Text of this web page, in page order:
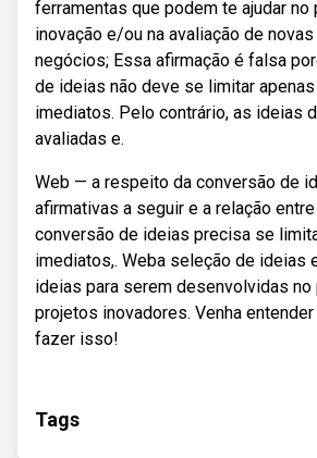
ferramentas que podem te ajudar
inovação e/ou na avaliação de
negócios; Essa afirmação é falsa
de ideias não deve se limitar
imediatos. Pelo contrário, as ideias
avaliadas e.
Web — a respeito da conversão de
afirmativas a seguir e a relação
conversão de ideias precisa se
imediatos,. Weba seleção de ideias
ideias para serem desenvolvidas
projetos inovadores. Venha
fazer isso!
Tags